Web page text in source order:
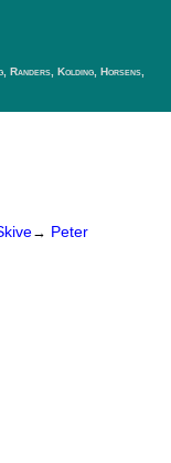
Randers, Kolding, Horsens,
→ Peter